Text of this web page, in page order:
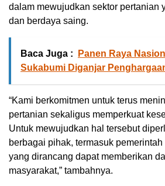
dalam mewujudkan sektor pertanian
dan berdaya saing.
Baca Juga :
Panen Raya
Sukabumi Diganjar
“Kami berkomitmen untuk terus
pertanian sekaligus memperkuat
Untuk mewujudkan hal tersebut
berbagai pihak, termasuk
yang dirancang dapat memberikan
masyarakat,” tambahnya.